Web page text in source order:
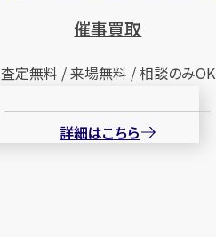
催事買取
査定無料 / 来場無料 / 相談のみOK
詳細はこちら